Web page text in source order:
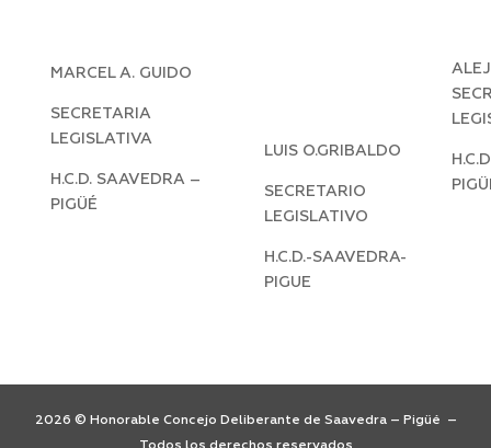
LUIS O.GRIBALDO
SECRETARIO
LEGISLATIVO
H.C.D.-SAAVEDRA-
PIGUE
MARCEL A. GUIDO
SECRETARIA
LEGISLATIVA
H.C.D. SAAVEDRA –
PIGÜÉ
2026 © Honorable Concejo Deliberante de Saavedra – Pigüé –